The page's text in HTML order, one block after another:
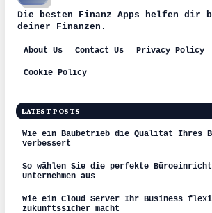
Die besten Finanz Apps helfen dir
deiner Finanzen.
About Us Contact Us Privacy Policy
Cookie Policy
LATEST POSTS
Wie ein Baubetrieb die Qualität Ihres
verbessert
So wählen Sie die perfekte
Unternehmen aus
Wie ein Cloud Server Ihr Business
zukunftssicher macht